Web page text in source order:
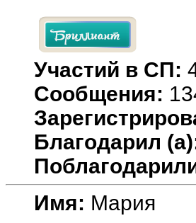
Участий в СП:
Сообщения:
Благодарил
Имя: Мария